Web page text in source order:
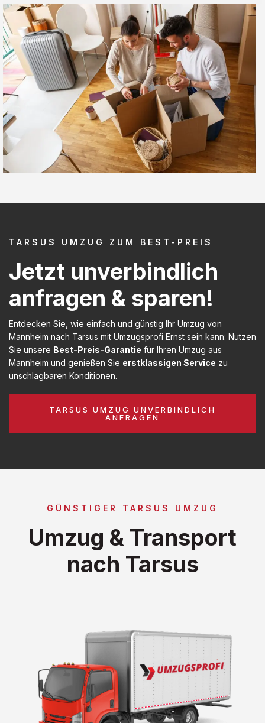
TARSUS UMZUG ZUM BEST-PREIS
Jetzt unverbindlich
anfragen & sparen!
Entdecken Sie, wie einfach und günstig Ihr Umzug von
Mannheim nach Tarsus mit Umzugsprofi Ernst sein kann: Nutzen
Sie unsere Best-Preis-Garantie für Ihren Umzug aus
Mannheim und genießen Sie erstklassigen Service zu
unschlagbaren Konditionen.
TARSUS UMZUG UNVERBINDLICH
ANFRAGEN
GÜNSTIGER TARSUS UMZUG
Umzug & Transport
nach Tarsus